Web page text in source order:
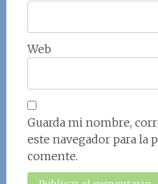
Web
Guarda mi nombre,
este navegador para la
comente.